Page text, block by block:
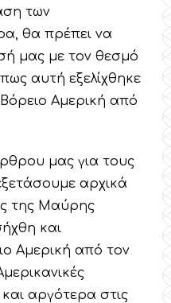
των
θα πρέπει να
μας με τον θεσμό
αυτή εξελίχθηκε
Αμερική από
μας για τους
αρχικά
της Μαύρης
και
Αμερική από τον
αργότερα στις